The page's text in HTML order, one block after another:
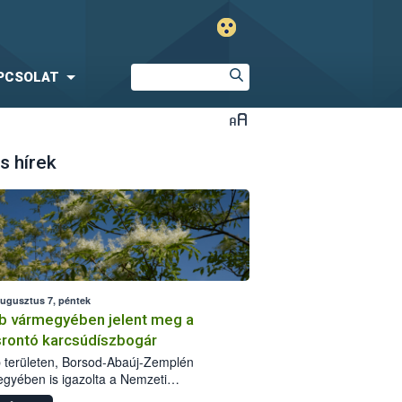
hírek
7, péntek
vármegyében jelent meg a
karcsúdíszbogár
területen, Borsod-Abaúj-Zemplén
is igazolta a Nemzeti
biztonsági Hivatal (Nébih) a